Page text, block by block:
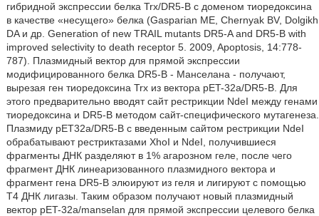
гибридной экспрессии белка Trx/DR5-B с доменом тиоредоксина
в качестве «несущего» белка (Gasparian ME, Chernyak BV, Dolgikh
DA и др. Generation of new TRAIL mutants DR5-A and DR5-B with
improved selectivity to death receptor 5. 2009, Apoptosis, 14:778-
787). Плазмидный вектор для прямой экспрессии
модифицированного белка DR5-B - Манселана - получают,
вырезая ген тиоредоксина Trx из вектора pET-32a/DR5-B. Для
этого предварительно вводят сайт рестрикции NdeI между генами
тиоредоксина и DR5-В методом сайт-специфического мутагенеза.
Плазмиду pET32a/DR5-B с введенным сайтом рестрикции NdeI
обрабатывают рестриктазами XhoI и NdeI, получившиеся
фрагменты ДНК разделяют в 1% агарозном геле, после чего
фрагмент ДНК линеаризованного плазмидного вектора и
фрагмент гена DR5-B элюируют из геля и лигируют с помощью
Т4 ДНК лигазы. Таким образом получают новый плазмидный
вектор pET-32a/manselan для прямой экспрессии целевого белка